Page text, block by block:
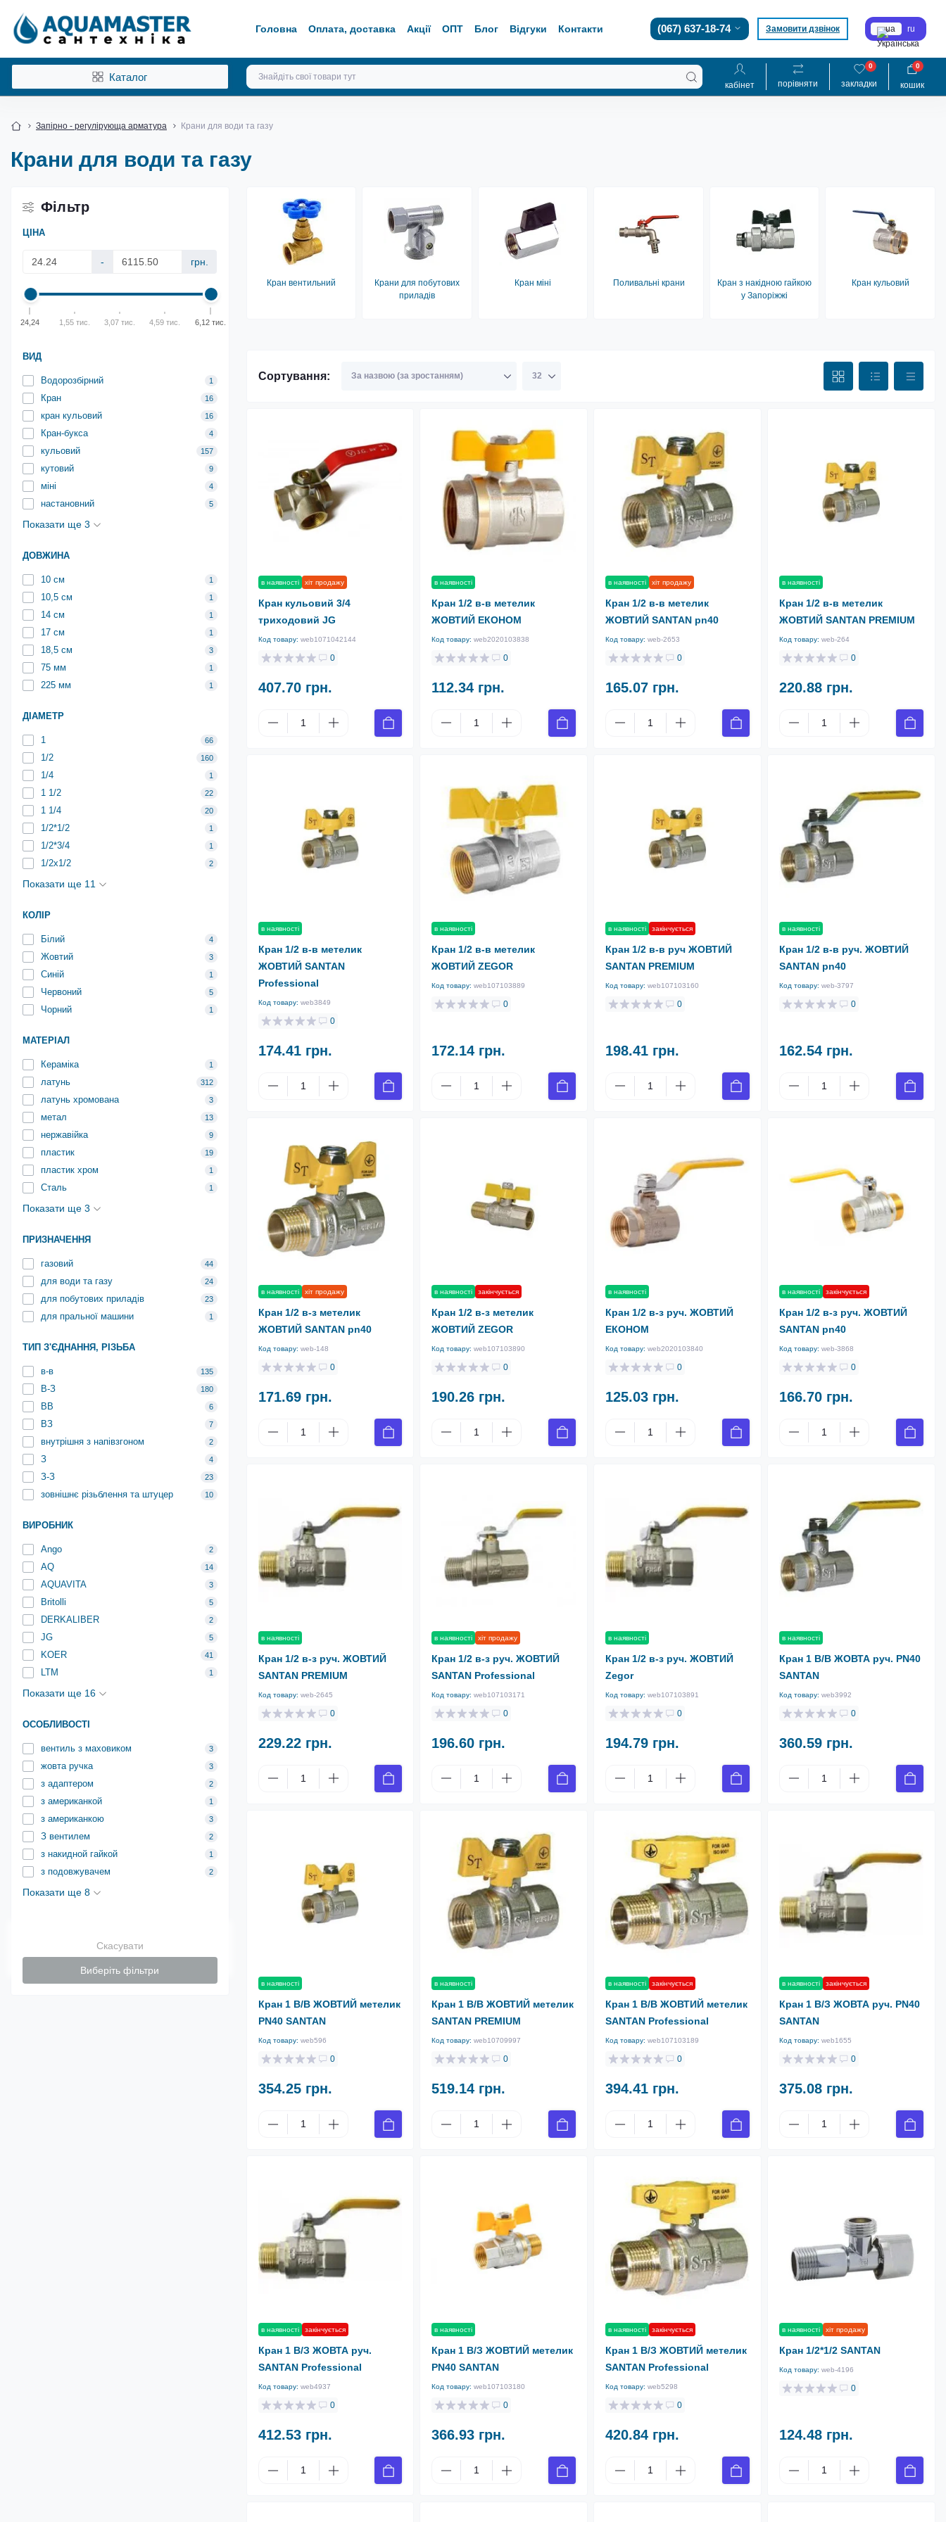
Головна Оплата, доставка Акції ОПТ Блог Відгуки Контакти (067) 637-18-74 Замовити дзвінок ua ru
Каталог
кабінет порівняти закладки
0
кошик
0
Запірно - регулірующа арматура Крани для води та газу
Крани для води та газу
Фільтр
ЦІНА
- грн.
24,24 1,55 тис. 3,07 тис. 4,59 тис. 6,12 тис.
ВИД
Водорозбірний 1
Кран 16
кран кульовий 16
Кран-букса 4
кульовий 157
кутовий 9
міні 4
настановний 5
Показати ще 3
ДОВЖИНА
10 см 1
10,5 см 1
14 см 1
17 см 1
18,5 см 3
75 мм 1
225 мм 1
ДІАМЕТР
1 66
1/2 160
1/4 1
1 1/2 22
1 1/4 20
1/2*1/2 1
1/2*3/4 1
1/2x1/2 2
Показати ще 11
КОЛІР
Білий 4
Жовтий 3
Синій 1
Червоний 5
Чорний 1
МАТЕРІАЛ
Кераміка 1
латунь 312
латунь хромована 3
метал 13
нержавійка 9
пластик 19
пластик хром 1
Сталь 1
Показати ще 3
ПРИЗНАЧЕННЯ
газовий 44
для води та газу 24
для побутових приладів 23
для пральної машини 1
ТИП З'ЄДНАННЯ, РІЗЬБА
в-в 135
В-З 180
ВВ 6
ВЗ 7
внутрішня з напівзгоном 2
З 4
З-З 23
зовнішнє різьблення та штуцер 10
ВИРОБНИК
Ango 2
AQ 14
AQUAVITA 3
Britolli 5
DERKALIBER 2
JG 5
KOER 41
LTM 1
Показати ще 16
ОСОБЛИВОСТІ
вентиль з маховиком 3
жовта ручка 3
з адаптером 2
з американкой 1
з американкою 3
З вентилем 2
з накидной гайкой 1
з подовжувачем 2
Показати ще 8
Скасувати
Виберіть фільтри
Кран вентильний
Крани для побутових
приладів
Кран міні Поливальні крани
Кран з накідною гайкою
у Запоріжжі
Кран кульовий
Сортування:
в наявності хіт продажу
Кран кульовий 3/4
триходовий JG
Код товару: web1071042144
0
407.70 грн.
в наявності
Кран 1/2 в-в метелик
ЖОВТИЙ ЕКОНОМ
Код товару:web2020103838
0
112.34 грн.
в наявності хіт продажу
Кран 1/2 в-в метелик
ЖОВТИЙ SANTAN pn40
Код товару:web-2653
0
165.07 грн.
в наявності
Кран 1/2 в-в метелик
ЖОВТИЙ SANTAN PREMIUM
Код товару:web-264
0
220.88 грн.
в наявності
Кран 1/2 в-в метелик
ЖОВТИЙ SANTAN
Professional
Код товару: web3849
0
174.41 грн.
в наявності
Кран 1/2 в-в метелик
ЖОВТИЙ ZEGOR
Код товару:web107103889
0
172.14 грн.
в наявності закінчується
Кран 1/2 в-в руч ЖОВТИЙ
SANTAN PREMIUM
Код товару:web107103160
0
198.41 грн.
в наявності
Кран 1/2 в-в руч. ЖОВТИЙ
SANTAN pn40
Код товару:web-3797
0
162.54 грн.
в наявності хіт продажу
Кран 1/2 в-з метелик
ЖОВТИЙ SANTAN pn40
Код товару: web-148
0
171.69 грн.
в наявності закінчується
Кран 1/2 в-з метелик
ЖОВТИЙ ZEGOR
Код товару:web107103890
0
190.26 грн.
в наявності
Кран 1/2 в-з руч. ЖОВТИЙ
ЕКОНОМ
Код товару:web2020103840
0
125.03 грн.
в наявності закінчується
Кран 1/2 в-з руч. ЖОВТИЙ
SANTAN pn40
Код товару:web-3868
0
166.70 грн.
в наявності
Кран 1/2 в-з руч. ЖОВТИЙ
SANTAN PREMIUM
Код товару: web-2645
0
229.22 грн.
в наявності хіт продажу
Кран 1/2 в-з руч. ЖОВТИЙ
SANTAN Professional
Код товару:web107103171
0
196.60 грн.
в наявності
Кран 1/2 в-з руч. ЖОВТИЙ
Zegor
Код товару:web107103891
0
194.79 грн.
в наявності
Кран 1 В/В ЖОВТА руч. PN40
SANTAN
Код товару:web3992
0
360.59 грн.
в наявності
Кран 1 В/В ЖОВТИЙ метелик
PN40 SANTAN
Код товару: web596
0
354.25 грн.
в наявності
Кран 1 В/В ЖОВТИЙ метелик
SANTAN PREMIUM
Код товару:web10709997
0
519.14 грн.
в наявності закінчується
Кран 1 В/В ЖОВТИЙ метелик
SANTAN Professional
Код товару:web107103189
0
394.41 грн.
в наявності закінчується
Кран 1 В/З ЖОВТА руч. PN40
SANTAN
Код товару:web1655
0
375.08 грн.
в наявності закінчується
Кран 1 В/З ЖОВТА руч.
SANTAN Professional
Код товару: web4937
0
412.53 грн.
в наявності
Кран 1 В/З ЖОВТИЙ метелик
PN40 SANTAN
Код товару:web107103180
0
366.93 грн.
в наявності закінчується
Кран 1 В/З ЖОВТИЙ метелик
SANTAN Professional
Код товару:web5298
0
420.84 грн.
в наявності хіт продажу
Кран 1/2*1/2 SANTAN
Код товару:web-4196
0
124.48 грн.